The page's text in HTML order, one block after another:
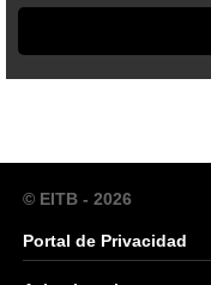
© EITB - 2026
Portal de Privacidad